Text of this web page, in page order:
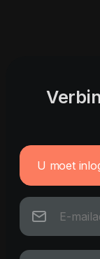
U moet